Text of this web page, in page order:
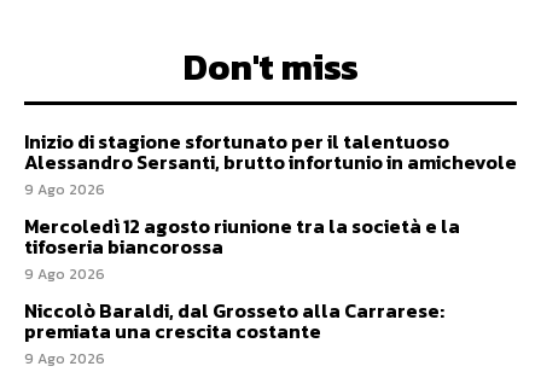
Don't miss
Inizio di stagione sfortunato per il talentuoso
Alessandro Sersanti, brutto infortunio in amichevole
9 Ago 2026
Mercoledì 12 agosto riunione tra la società e la
tifoseria biancorossa
9 Ago 2026
Niccolò Baraldi, dal Grosseto alla Carrarese:
premiata una crescita costante
9 Ago 2026